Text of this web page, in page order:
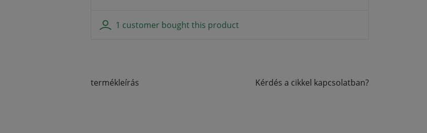
1 customer bought this product
termékleírás Kérdés a cikkel kapcsolatban?